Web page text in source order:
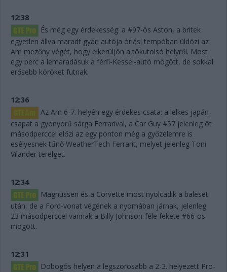
12:38
És még egy érdekesség: a #97-ös Aston, a britek
egyetlen állva maradt gyári autója óriási tempóban üldözi az
Am mezőny végét, hogy elkerüljön a tökutolsó helyről. Most
egy perc a lemaradásuk a férfi-Kessel-autó mögött, de sokkal
erősebb köröket futnak.
12:36
Az Am 6-7. helyén egy érdekes csata: a lelkes japán
csapat a gyönyörű sárga Ferrarival, a Car Guy #57 jelenleg öt
másodperccel előzi az egy ponton még a győzelemre is
esélyesnek tűnő WeatherTech Ferrarit, melyet jelenleg Toni
Vilander terelget.
12:34
Magnussen és a Corvette most nyolcadik a baleset
után, de a Ford-vonat végének a nyomában járnak, jelenleg
23 másodperccel vannak a Billy Johnson-féle fekete #66-os
mögött.
12:31
Dobogós helyen a legszorosabb a 2-3. helyezett Pro-